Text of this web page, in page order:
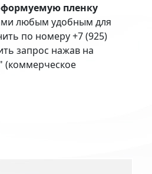
пленку
любым удобным для
по номеру +7 (925)
запрос нажав на
(коммерческое